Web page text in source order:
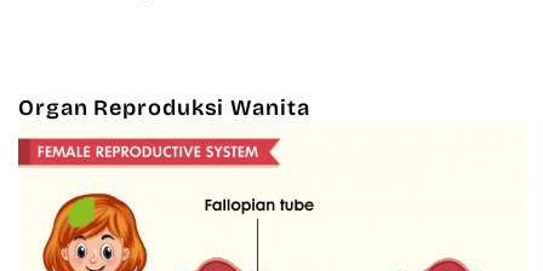
Organ Reproduksi Wanita